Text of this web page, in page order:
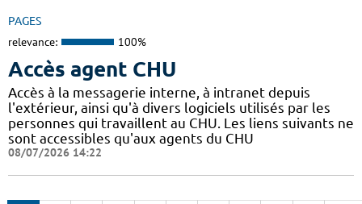
PAGES
relevance: 100%
Accès agent CHU
Accès à la messagerie interne, à intranet depuis
l'extérieur, ainsi qu'à divers logiciels utilisés par les
personnes qui travaillent au CHU. Les liens suivants ne
sont accessibles qu'aux agents du CHU
08/07/2026 14:22